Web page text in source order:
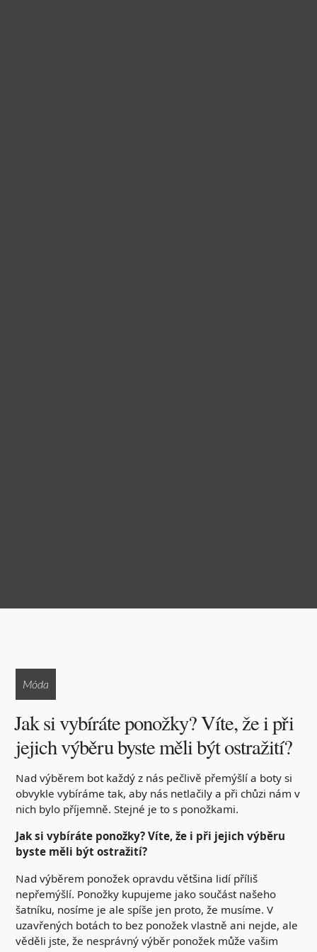
Móda
Jak si vybíráte ponožky? Víte, že i při
jejich výběru byste měli být ostražití?
Nad výběrem bot každý z nás pečlivě přemýšlí a boty si
obvykle vybíráme tak, aby nás netlačily a při chůzi nám v
nich bylo příjemně. Stejné je to s ponožkami.
Jak si vybíráte ponožky? Víte, že i při jejich výběru
byste měli být ostražití?
Nad výběrem ponožek opravdu většina lidí příliš
nepřemýšlí. Ponožky kupujeme jako součást našeho
šatníku, nosíme je ale spíše jen proto, že musíme. V
uzavřených botách to bez ponožek vlastně ani nejde, ale
věděli jste, že nesprávný výběr ponožek může vašim